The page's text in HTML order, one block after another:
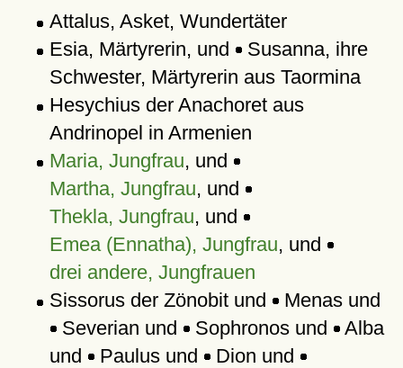
Attalus, Asket, Wundertäter
Esia, Märtyrerin, und Susanna, ihre
Schwester, Märtyrerin aus Taormina
Hesychius der Anachoret aus
Andrinopel in Armenien
Maria, Jungfrau, und
Martha, Jungfrau, und
Thekla, Jungfrau, und
Emea (Ennatha), Jungfrau, und
drei andere, Jungfrauen
Sissorus der Zönobit und Menas und
Severian und Sophronos und Alba
und Paulus und Dion und